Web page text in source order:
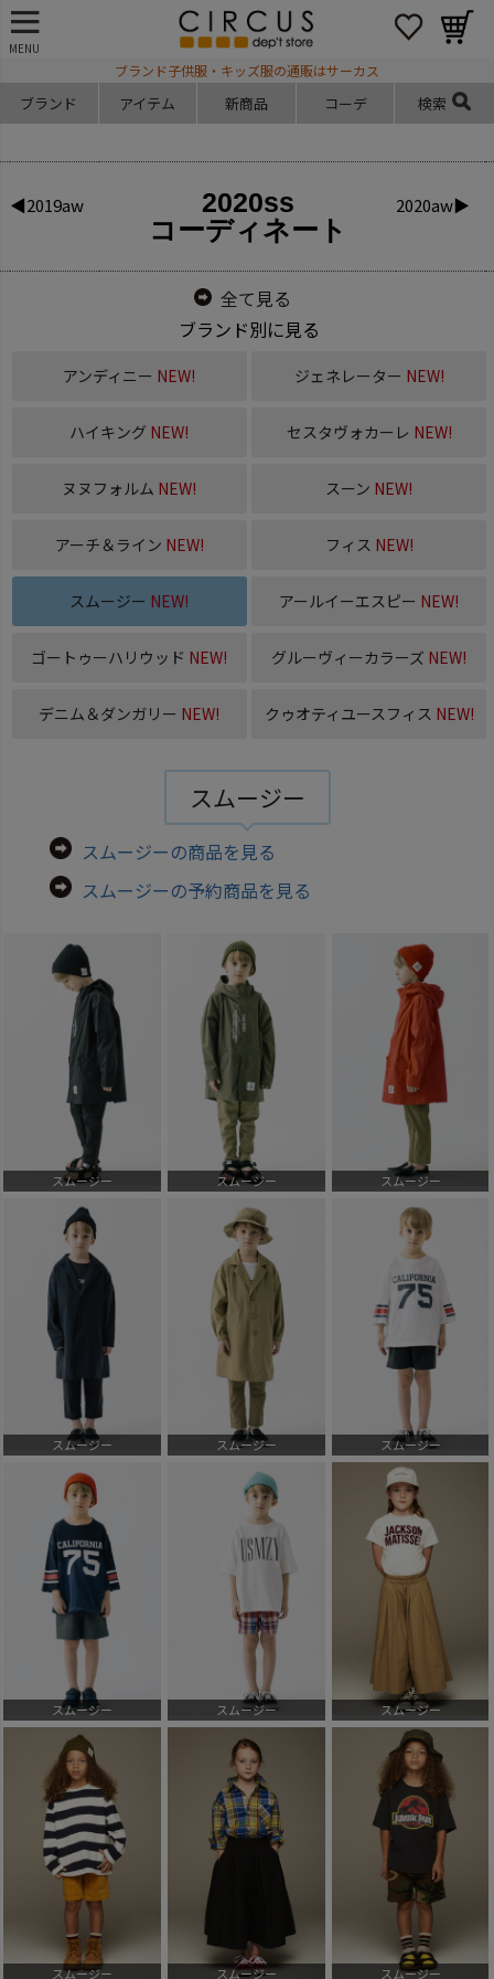
MENU
ブランド子供服・キッズ服の通販はサーカス
ブランド アイテム 新商品 コーデ 検索
◀2019aw
2020ss
コーディネート
2020aw▶
全て見る
ブランド別に見る
アンディニー NEW! ジェネレーター NEW!
ハイキング NEW! セスタヴォカーレ NEW!
ヌヌフォルム NEW! スーン NEW!
アーチ＆ライン NEW! フィス NEW!
スムージー NEW! アールイーエスピー NEW!
ゴートゥーハリウッド NEW! グルーヴィーカラーズ NEW!
デニム＆ダンガリー NEW! クゥオティユースフィス NEW!
スムージー
スムージーの商品を見る
スムージーの予約商品を見る
スムージー スムージー スムージー
スムージー スムージー スムージー
スムージー スムージー スムージー
スムージー スムージー スムージー